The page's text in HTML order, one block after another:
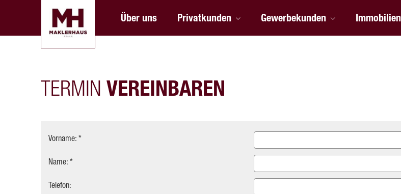
Über uns Privatkunden Gewerbekunden Immobilien
TERMIN VEREINBAREN
Vorname: *
Name: *
Telefon: